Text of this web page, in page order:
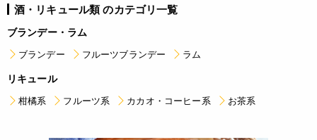
酒・リキュール類 のカテゴリ一覧
ブランデー・ラム
ブランデー フルーツブランデー ラム
リキュール
柑橘系 フルーツ系 カカオ・コーヒー系 お茶系